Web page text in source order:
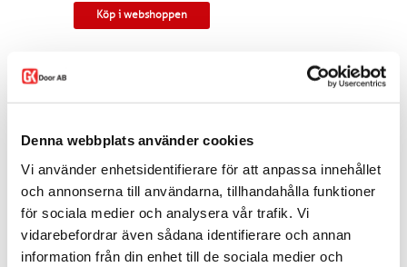
Denna webbplats använder cookies
Vi använder enhetsidentifierare för att anpassa innehållet
och annonserna till användarna, tillhandahålla funktioner
för sociala medier och analysera vår trafik. Vi
vidarebefordrar även sådana identifierare och annan
information från din enhet till de sociala medier och
Köp i webshoppen
Tillverkningsvara i samtliga storlekar och
låskista, slutbleck och kantregel. Kan modifieras
valfri kulör, egna idéer. Modellen finns som
enkeldörr, pardörr i lika eller olika delning,
Varianten finns att köpa i webshoppen. I
offertförfrågan väljer dumått, ytbehandling,